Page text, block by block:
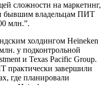
сложности на маркетинг,
бывшим владельцам ПИТ
млн.”.
холдингом Heineken
у подконтрольной
и Texas Pacific Group.
практически завершили
где планировали